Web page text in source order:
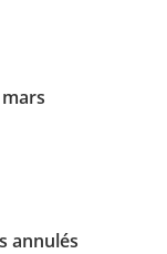
annulés